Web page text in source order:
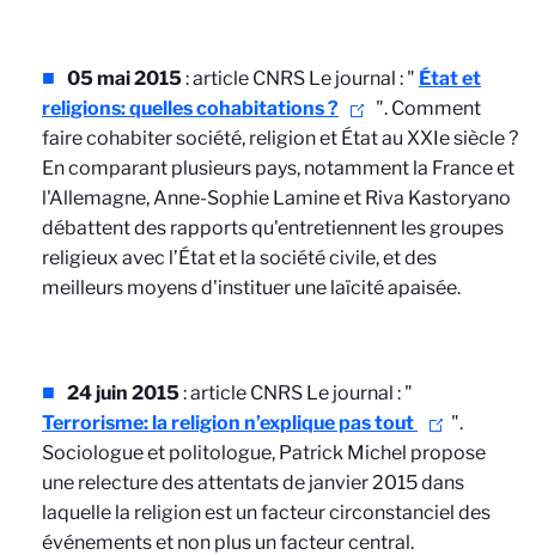
05 mai 2015: article CNRS Le journal : " État et
religions: quelles cohabitations ?
". Comment
faire cohabiter société, religion et État au XXIe siècle ?
En comparant plusieurs pays, notamment la France et
l'Allemagne, Anne-Sophie Lamine et Riva Kastoryano
débattent des rapports qu'entretiennent les groupes
religieux avec l’État et la société civile, et des
meilleurs moyens d'instituer une laïcité apaisée.
24 juin 2015: article CNRS Le journal : "
Terrorisme: la religion n’explique pas tout
".
Sociologue et politologue, Patrick Michel propose
une relecture des attentats de janvier 2015 dans
laquelle la religion est un facteur circonstanciel des
événements et non plus un facteur central.